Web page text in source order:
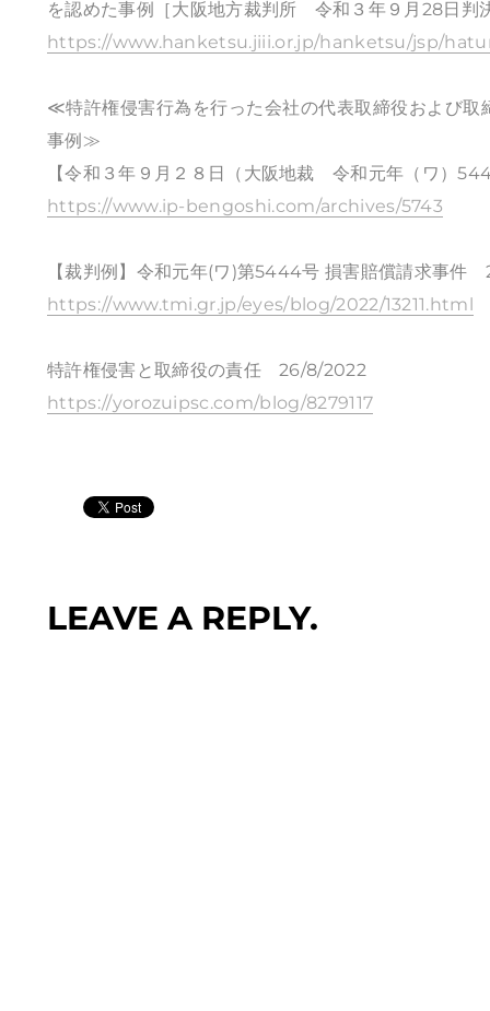
を認めた事例［大阪地方裁判所 令和３年９月28日
https://www.hanketsu.jiii.or.jp/hanketsu/jsp/
≪特許権侵害行為を行った会社の代表取締役および
事例≫
【令和３年９月２８日（大阪地裁 令和元年（ワ）
https://www.ip-bengoshi.com/archives/5743
【裁判例】令和元年(ワ)第5444号 損害賠償請求事件
https://www.tmi.gr.jp/eyes/blog/2022/13211.html
特許権侵害と取締役の責任 26/8/2022
https://yorozuipsc.com/blog/8279117
LEAVE A REPLY.